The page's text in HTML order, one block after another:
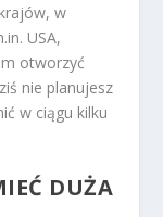
w
USA,
otworzyć
nie planujesz
w ciągu kilku
DUŻA